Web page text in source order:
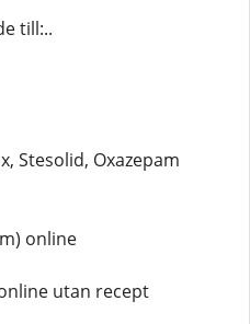
till:..
Stesolid, Oxazepam
online
utan recept